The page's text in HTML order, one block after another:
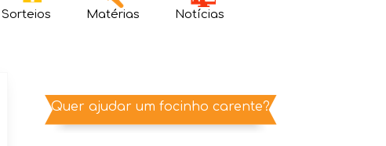
Sorteios Matérias Notícias
Quer ajudar um focinho carente?